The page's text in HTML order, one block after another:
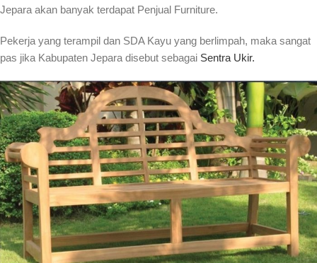
Jepara akan banyak terdapat Penjual Furniture.
Pekerja yang terampil dan SDA Kayu yang berlimpah, maka sangat
pas jika Kabupaten Jepara disebut sebagai Sentra Ukir.